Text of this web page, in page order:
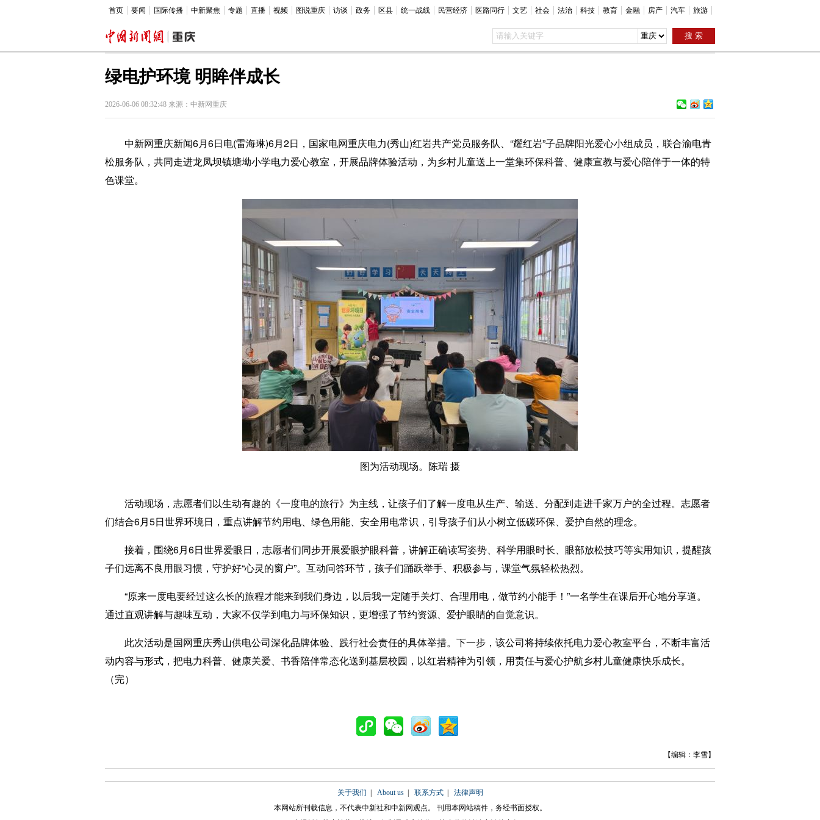
首页 要闻 国际传播 中新聚焦 专题 直播 视频 图说重庆 访谈 政务 区县 统一战线 民营经济 医路同行 文艺 社会 法治 科技 教育 金融 房产 汽车 旅游
绿电护环境 明眸伴成长
2026-06-06 08:32:48 来源：中新网重庆
中新网重庆新闻6月6日电(雷海琳)6月2日，国家电网重庆电力(秀山)红岩共产党员服务队、“耀红岩”子品牌阳光爱心小组成员，联合渝电青
松服务队，共同走进龙凤坝镇塘坳小学电力爱心教室，开展品牌体验活动，为乡村儿童送上一堂集环保科普、健康宣教与爱心陪伴于一体的特
色课堂。
图为活动现场。陈瑞 摄
活动现场，志愿者们以生动有趣的《一度电的旅行》为主线，让孩子们了解一度电从生产、输送、分配到走进千家万户的全过程。志愿者
们结合6月5日世界环境日，重点讲解节约用电、绿色用能、安全用电常识，引导孩子们从小树立低碳环保、爱护自然的理念。
接着，围绕6月6日世界爱眼日，志愿者们同步开展爱眼护眼科普，讲解正确读写姿势、科学用眼时长、眼部放松技巧等实用知识，提醒孩
子们远离不良用眼习惯，守护好“心灵的窗户”。互动问答环节，孩子们踊跃举手、积极参与，课堂气氛轻松热烈。
“原来一度电要经过这么长的旅程才能来到我们身边，以后我一定随手关灯、合理用电，做节约小能手！”一名学生在课后开心地分享道。
通过直观讲解与趣味互动，大家不仅学到电力与环保知识，更增强了节约资源、爱护眼睛的自觉意识。
此次活动是国网重庆秀山供电公司深化品牌体验、践行社会责任的具体举措。下一步，该公司将持续依托电力爱心教室平台，不断丰富活
动内容与形式，把电力科普、健康关爱、书香陪伴常态化送到基层校园，以红岩精神为引领，用责任与爱心护航乡村儿童健康快乐成长。
（完）
【编辑：李雪】
关于我们 About us| 联系方式| 法律声明
本网站所刊载信息，不代表中新社和中新网观点。 刊用本网站稿件，务经书面授权。